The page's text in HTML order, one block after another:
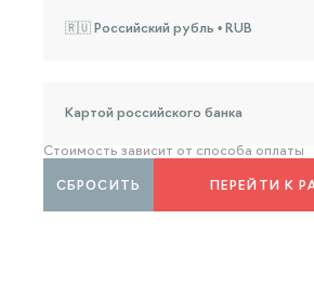
🇷🇺 Российский рубль • RUB
Картой российского банка
Стоимость зависит от способа оплаты
ПЕРЕЙТИ К
СБРОСИТЬ